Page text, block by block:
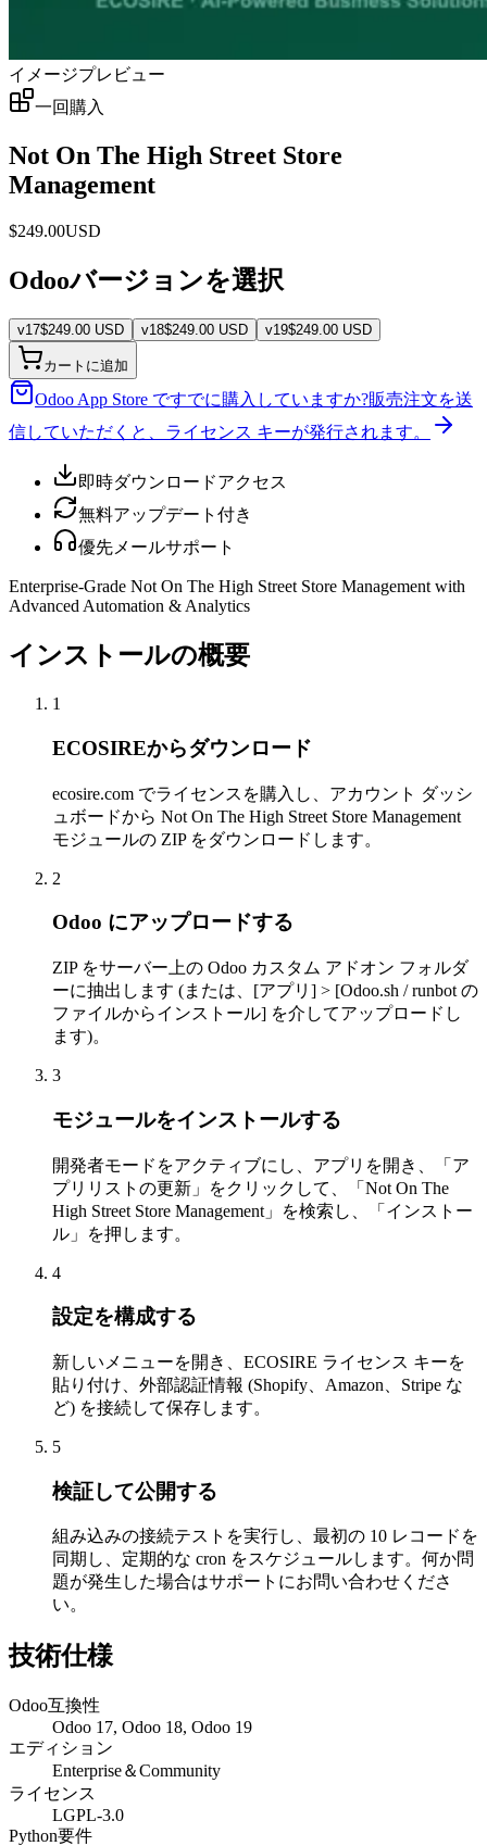
イメージプレビュー
一回購入
Not On The High Street Store
Management
$249.00USD
Odooバージョンを選択
v17$249.00 USD v18$249.00 USD v19$249.00 USD
カートに追加
Odoo App Store ですでに購入していますか?販売注文を送
信していただくと、ライセンス キーが発行されます。
即時ダウンロードアクセス
無料アップデート付き
優先メールサポート
Enterprise-Grade Not On The High Street Store Management with
Advanced Automation & Analytics
インストールの概要
1
ECOSIREからダウンロード
ecosire.com でライセンスを購入し、アカウント ダッシ
ュボードから Not On The High Street Store Management
モジュールの ZIP をダウンロードします。
2
Odoo にアップロードする
ZIP をサーバー上の Odoo カスタム アドオン フォルダ
ーに抽出します (または、[アプリ] > [Odoo.sh / runbot の
ファイルからインストール] を介してアップロードし
ます)。
3
モジュールをインストールする
開発者モードをアクティブにし、アプリを開き、「ア
プリリストの更新」をクリックして、「Not On The
High Street Store Management」を検索し、「インストー
ル」を押します。
4
設定を構成する
新しいメニューを開き、ECOSIRE ライセンス キーを
貼り付け、外部認証情報 (Shopify、Amazon、Stripe な
ど) を接続して保存します。
5
検証して公開する
組み込みの接続テストを実行し、最初の 10 レコードを
同期し、定期的な cron をスケジュールします。何か問
題が発生した場合はサポートにお問い合わせくださ
い。
技術仕様
Odoo互換性
Odoo 17, Odoo 18, Odoo 19
エディション
Enterprise＆Community
ライセンス
LGPL-3.0
Python要件